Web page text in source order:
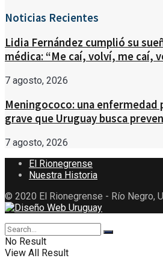
Noticias Recientes
Lidia Fernández cumplió su
médica: “Me caí, volví, me caí,
7 agosto, 2026
Meningococo: una
grave que Uruguay busca
7 agosto, 2026
El Rionegrense
Nuestra Historia
© 2020 El Rionegrense - Río Negro,
No Result
View All Result